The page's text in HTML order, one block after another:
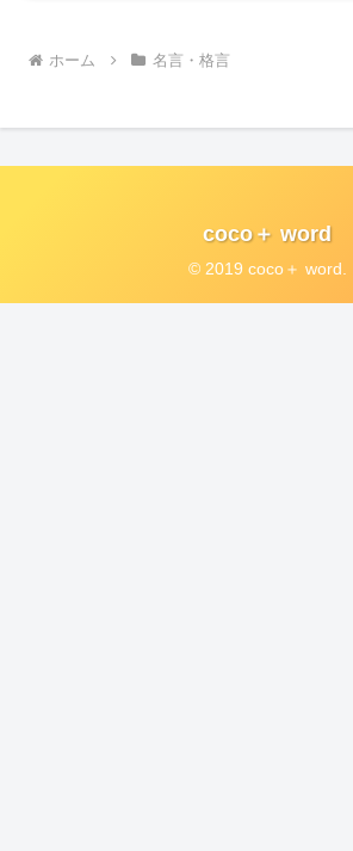
ホーム 名言・格言
coco＋ word
© 2019 coco＋ word.